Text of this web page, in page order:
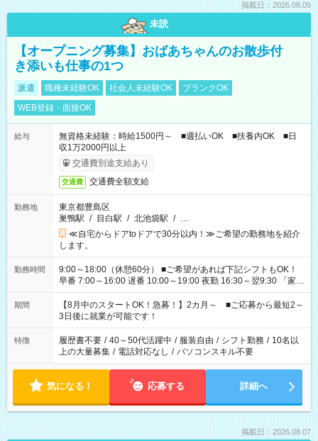
掲載日：2026.08.09
未読
【オープニング募集】おばあちゃんのお散歩付
き添いも仕事の1つ
派遣 職種未経験OK 社会人未経験OK
ブランクOK
WEB登録・面接OK
給与
無資格未経験：時給1500円～ ■週払いOK ■扶養内OK ■日
収1万2000円以上
交通費別途支給あり
交通費 交通費全額支給
勤務地
東京都豊島区
巣鴨駅 / 目白駅 / 北池袋駅 / …
≪自宅からドアtoドアで30分以内！≫ご希望の勤務地を紹介
します。
勤務時間
9:00～18:00（休憩60分） ■ご希望があれば下記シフトもOK！
早番 7:00～16:00 遅番 10:00～19:00 夜勤 16:30～翌9:30 「家族
と休みを合わせたい」 「余裕を持って夕飯の準備がしたい」
「できれば残業はしたくない」 など、ご希望を教えてください
ね。 ※Wワーク希望の方へ 今ご覧のお仕事で希望する勤務時間
と、もう1つのお仕事の勤務時間。 合計で週40時間を超える場
合は応募できません。
期間
【8月中のスタートOK！急募！】2カ月～ ■ご応募から最短2～
3日後に就業が可能です！
特徴 履歴書不要 / 40～50代活躍中 / 服装自由 / シフト勤務 / 10名以
上の大量募集 / 電話対応なし / パソコンスキル不要
気になる！ 応募する 詳細へ
掲載日：2026.08.07